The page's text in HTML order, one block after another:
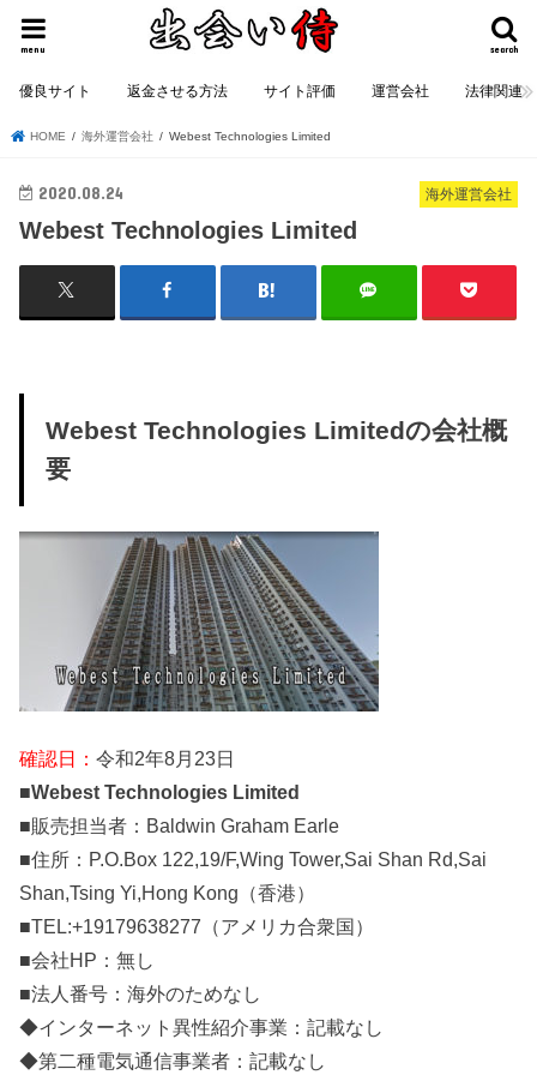
search
menu
優良サイト 返金させる方法 サイト評価 運営会社 法律関連
HOME 海外運営会社 Webest Technologies Limited
海外運営会社
2020.08.24
Webest Technologies Limited
Webest Technologies Limitedの会社概
要
確認日：令和2年8月23日
■Webest Technologies Limited
■販売担当者：Baldwin Graham Earle
■住所：P.O.Box 122,19/F,Wing Tower,Sai Shan Rd,Sai
Shan,Tsing Yi,Hong Kong（香港）
■TEL:+19179638277（アメリカ合衆国）
■会社HP：無し
■法人番号：海外のためなし
◆インターネット異性紹介事業：記載なし
◆第二種電気通信事業者：記載なし